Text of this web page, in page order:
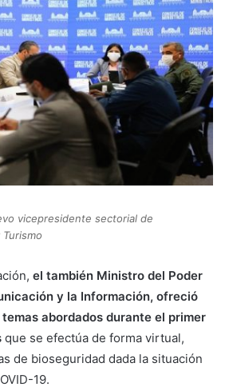
vicepresidente sectorial de
el también Ministro del Poder
y la Información, ofreció
abordados durante el primer
que se efectúa de forma virtual,
de bioseguridad dada la situación
19.